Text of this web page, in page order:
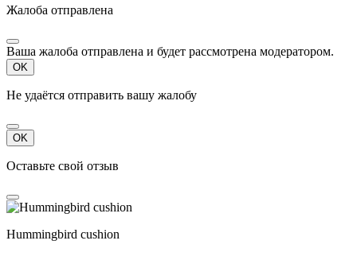
Жалоба отправлена
Ваша жалоба отправлена и будет рассмотрена модератором.
OK
Не удаётся отправить вашу жалобу
OK
Оставьте свой отзыв
Hummingbird cushion